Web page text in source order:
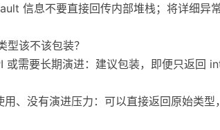
信息不要直接回传内部堆栈；将详细
型该不该包装？
或需要长期演进：建议包装，即便只返回
、没有演进压力：可以直接返回原始类型